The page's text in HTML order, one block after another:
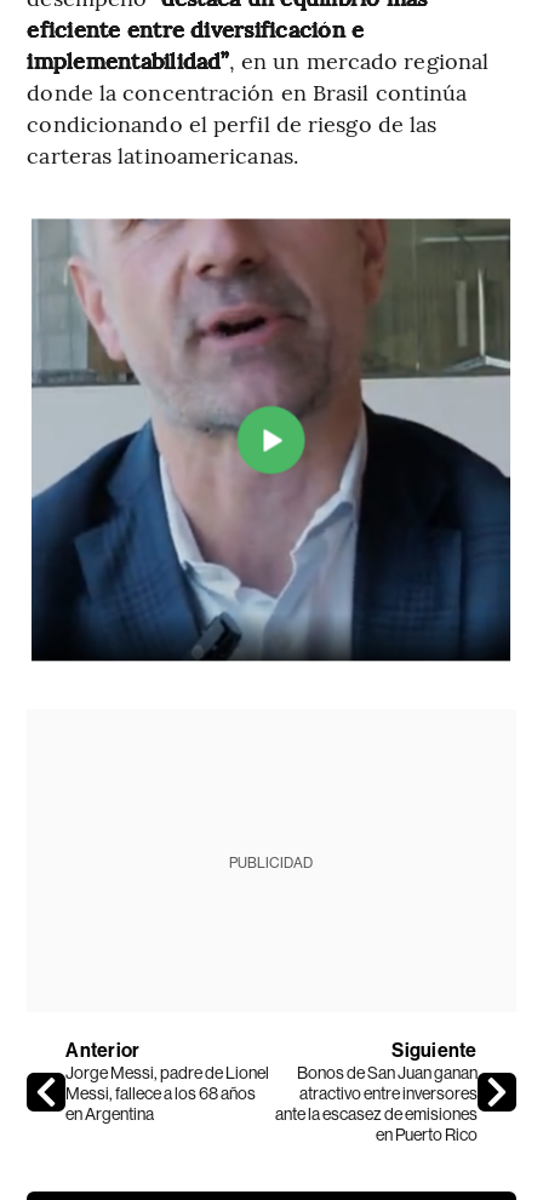
eficiente entre diversificación e
implementabilidad”, en un mercado regional
donde la concentración en Brasil continúa
condicionando el perfil de riesgo de las
carteras latinoamericanas.
PUBLICIDAD
Anterior
Jorge Messi, padre de Lionel
Messi, fallece a los 68 años
en Argentina
Siguiente
Bonos de San Juan ganan
atractivo entre inversores
ante la escasez de emisiones
en Puerto Rico